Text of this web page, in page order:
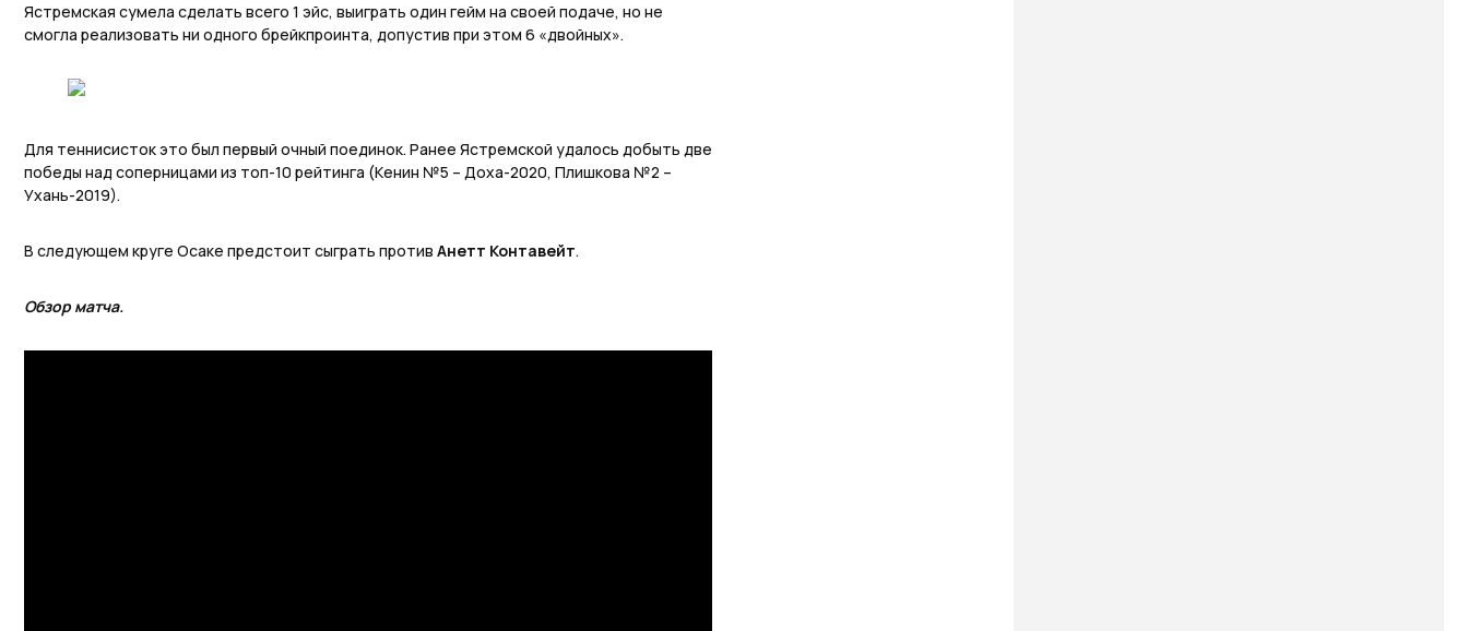
Ястремская сумела сделать всего 1 эйс, выиграть один гейм на своей подаче, но не
смогла реализовать ни одного брейкпроинта, допустив при этом 6 «двойных».
Для теннисисток это был первый очный поединок. Ранее Ястремской удалось добыть две
победы над соперницами из топ-10 рейтинга (Кенин №5 – Доха-2020, Плишкова №2 –
Ухань-2019).
В следующем круге Осаке предстоит сыграть против Анетт Контавейт.
Обзор матча.